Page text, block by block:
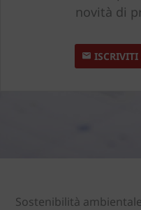
novità di
ISCRIVITI
Sostenibilità ambientale